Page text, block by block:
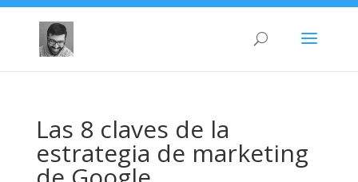
Las 8 claves de la
estrategia de marketing